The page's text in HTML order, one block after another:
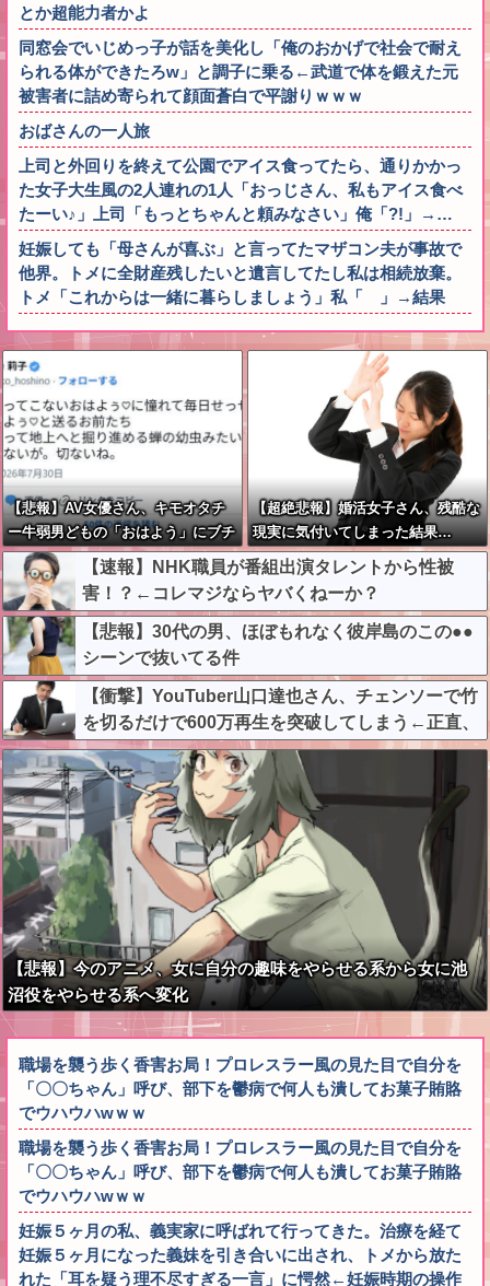
とか超能力者かよ
同窓会でいじめっ子が話を美化し「俺のおかげで社会で耐え
られる体ができたろw」と調子に乗る←武道で体を鍛えた元
被害者に詰め寄られて顔面蒼白で平謝りｗｗｗ
おばさんの一人旅
上司と外回りを終えて公園でアイス食ってたら、通りかかっ
た女子大生風の2人連れの1人「おっじさん、私もアイス食べ
たーい♪」上司「もっとちゃんと頼みなさい」俺「?!」→…
妊娠しても「母さんが喜ぶ」と言ってたマザコン夫が事故で
他界。トメに全財産残したいと遺言してたし私は相続放棄。
トメ「これからは一緒に暮らしましょう」私「 」→結果
【悲報】AV女優さん、キモオタチ
ー牛弱男どもの「おはよう」にブチ
ギレｗｗｗ
【超絶悲報】婚活女子さん、残酷な
現実に気付いてしまった結果…
【速報】NHK職員が番組出演タレントから性被
害！？←コレマジならヤバくねーか？
【悲報】30代の男、ほぼもれなく彼岸島のこの●●
シーンで抜いてる件
【衝撃】YouTuber山口達也さん、チェンソーで竹
を切るだけで600万再生を突破してしまう←正直、
こう言うのでいいんだよなw w w w w w w w
【悲報】今のアニメ、女に自分の趣味をやらせる系から女に池
沼役をやらせる系へ変化
職場を襲う歩く香害お局！プロレスラー風の見た目で自分を
「〇〇ちゃん」呼び、部下を鬱病で何人も潰してお菓子賄賂
でウハウハwｗｗ
職場を襲う歩く香害お局！プロレスラー風の見た目で自分を
「〇〇ちゃん」呼び、部下を鬱病で何人も潰してお菓子賄賂
でウハウハwｗｗ
妊娠５ヶ月の私、義実家に呼ばれて行ってきた。治療を経て
妊娠５ヶ月になった義妹を引き合いに出され、トメから放た
れた「耳を疑う理不尽すぎる一言」に愕然←妊娠時期の操作